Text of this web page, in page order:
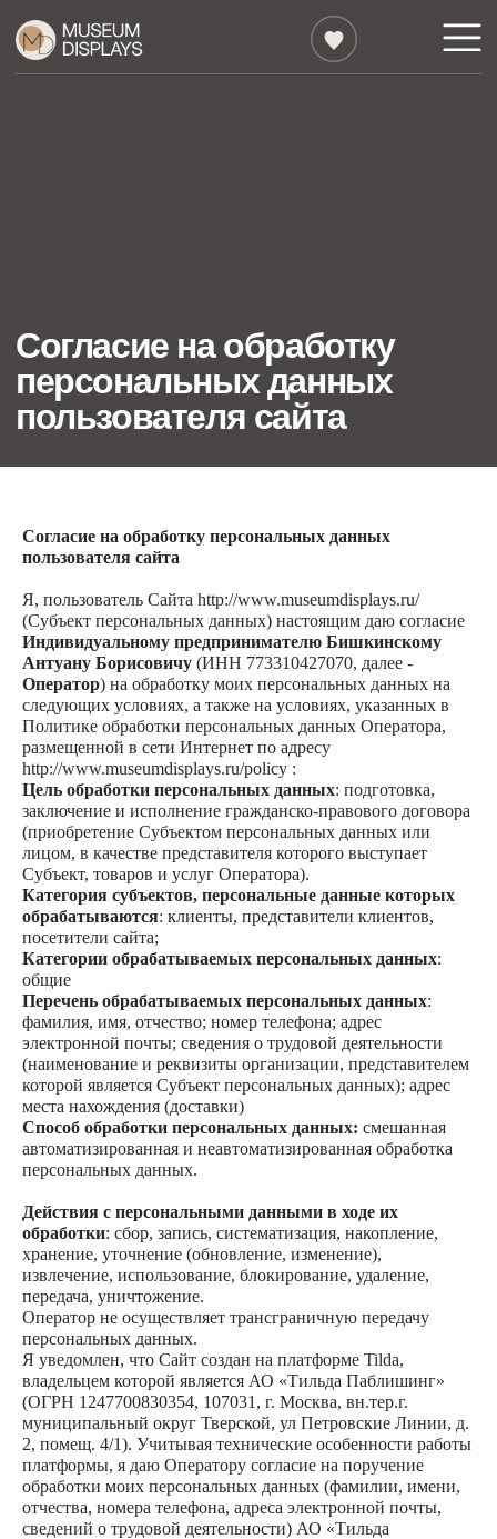
Согласие на обработку персональных данных
пользователя сайта
Я, пользователь Сайта http://www.museumdisplays.ru/
(Субъект персональных данных) настоящим даю согласие
Индивидуальному предпринимателю Бишкинскому
Антуану Борисовичу (ИНН 773310427070, далее -
Оператор) на обработку моих персональных данных на
следующих условиях, а также на условиях, указанных в
Политике обработки персональных данных Оператора,
размещенной в сети Интернет по адресу
http://www.museumdisplays.ru/policy :
Цель обработки персональных данных: подготовка,
заключение и исполнение гражданско-правового договора
(приобретение Субъектом персональных данных или
лицом, в качестве представителя которого выступает
Субъект, товаров и услуг Оператора).
Категория субъектов, персональные данные которых
обрабатываются: клиенты, представители клиентов,
посетители сайта;
Категории обрабатываемых персональных данных:
общие
Перечень обрабатываемых персональных данных:
фамилия, имя, отчество; номер телефона; адрес
электронной почты; сведения о трудовой деятельности
(наименование и реквизиты организации, представителем
которой является Субъект персональных данных); адрес
места нахождения (доставки)
Способ обработки персональных данных: смешанная
автоматизированная и неавтоматизированная обработка
персональных данных.
Действия с персональными данными в ходе их
обработки: сбор, запись, систематизация, накопление,
хранение, уточнение (обновление, изменение),
извлечение, использование, блокирование, удаление,
передача, уничтожение.
Оператор не осуществляет трансграничную передачу
персональных данных.
Я уведомлен, что Сайт создан на платформе Tilda,
владельцем которой является АО «Тильда Паблишинг»
(ОГРН 1247700830354, 107031, г. Москва, вн.тер.г.
муниципальный округ Тверской, ул Петровские Линии, д.
2, помещ. 4/1). Учитывая технические особенности работы
платформы, я даю Оператору согласие на поручение
обработки моих персональных данных (фамилии, имени,
отчества, номера телефона, адреса электронной почты,
сведений о трудовой деятельности) АО «Тильда